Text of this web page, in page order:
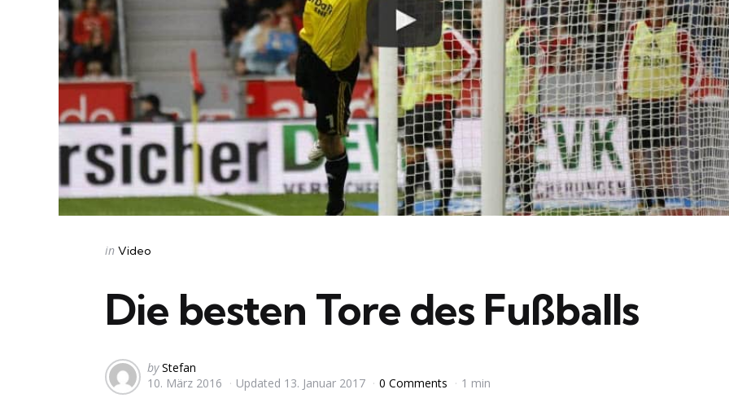
Categories
Posted
in Video
Die besten Tore des Fußballs
Posted
by
by Stefan
10. März 2016
Updated 13. Januar 2017 0 Comments 1 min